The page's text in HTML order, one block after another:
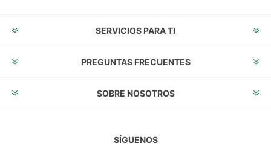
SERVICIOS PARA TI
PREGUNTAS FRECUENTES
SOBRE NOSOTROS
SÍGUENOS